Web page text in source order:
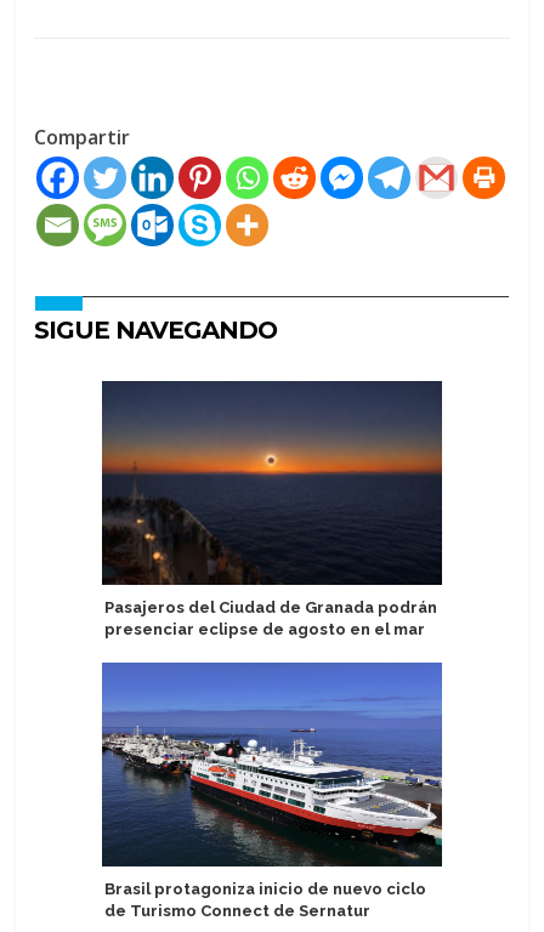
Compartir
SIGUE NAVEGANDO
Pasajeros del Ciudad de Granada podrán
presenciar eclipse de agosto en el mar
Brasil protagoniza inicio de nuevo ciclo
de Turismo Connect de Sernatur